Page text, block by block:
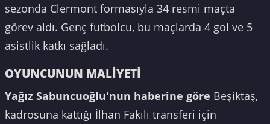
sezonda Clermont formasıyla 34 resmi maçta
görev aldı. Genç futbolcu, bu maçlarda 4 gol ve 5
asistlik katkı sağladı.
OYUNCUNUN MALİYETİ
Yağız Sabuncuoğlu'nun haberine göre Beşiktaş,
kadrosuna kattığı İlhan Fakılı transferi için